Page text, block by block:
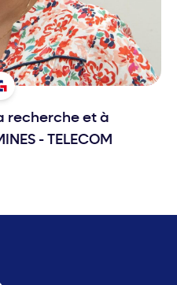
recherche et à
- TELECOM